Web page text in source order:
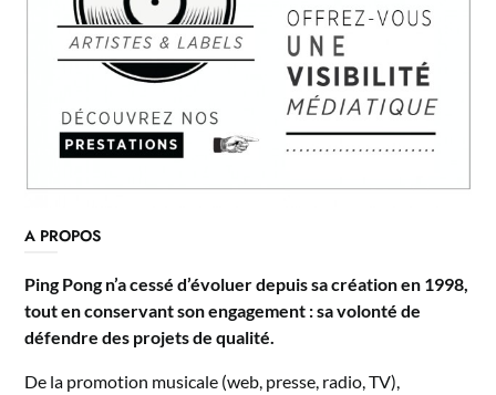
A PROPOS
Ping Pong n’a cessé d’évoluer depuis sa création en 1998,
tout en conservant son engagement : sa volonté de
défendre des projets de qualité.
De la promotion musicale (web, presse, radio, TV),